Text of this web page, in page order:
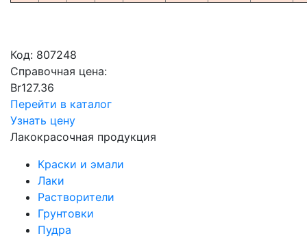
Код: 807248
Справочная цена:
Br127.36
Перейти в каталог
Узнать цену
Лакокрасочная продукция
Краски и эмали
Лаки
Растворители
Грунтовки
Пудра